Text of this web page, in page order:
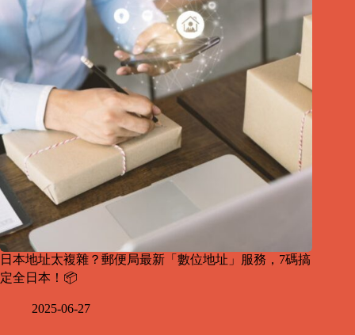
日本地址太複雜？郵便局最新「數位地址」服務，7碼搞
定全日本！📦
2025-06-27